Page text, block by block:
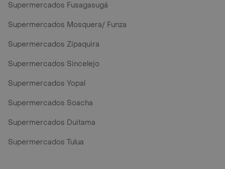
Supermercados Fusagasugá
Supermercados Mosquera/ Funza
Supermercados Zipaquira
Supermercados Sincelejo
Supermercados Yopal
Supermercados Soacha
Supermercados Duitama
Supermercados Tulua